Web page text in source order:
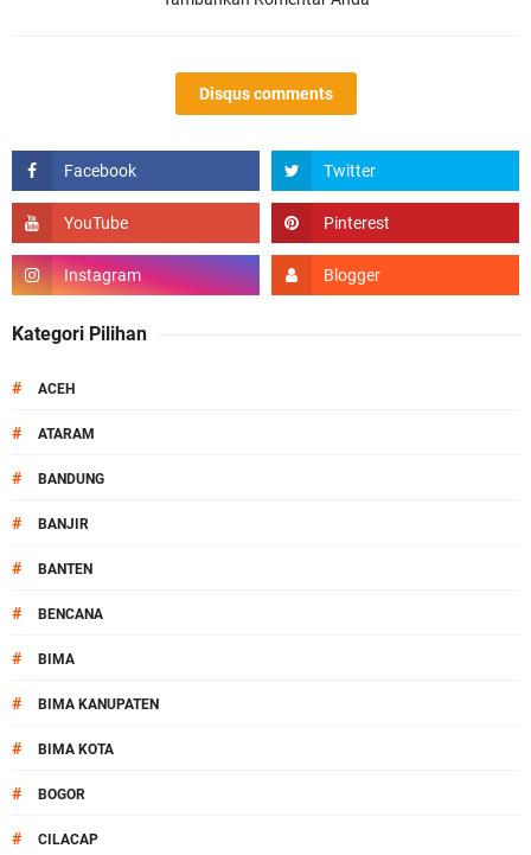
Disqus comments
Kategori Pilihan
# ACEH
# ATARAM
# BANDUNG
# BANJIR
# BANTEN
# BENCANA
# BIMA
# BIMA KANUPATEN
# BIMA KOTA
# BOGOR
# CILACAP